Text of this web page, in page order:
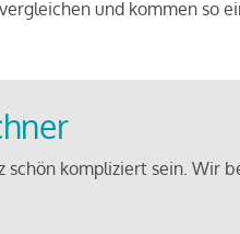
und kommen so
schön kompliziert sein. Wir